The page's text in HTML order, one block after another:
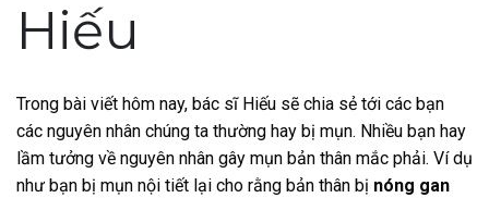
Hiếu
Trong bài viết hôm nay, bác sĩ Hiếu sẽ chia sẻ tới các bạn
các nguyên nhân chúng ta thường hay bị mụn. Nhiều bạn hay
lầm tưởng về nguyên nhân gây mụn bản thân mắc phải. Ví dụ
như bạn bị mụn nội tiết lại cho rằng bản thân bị nóng gan